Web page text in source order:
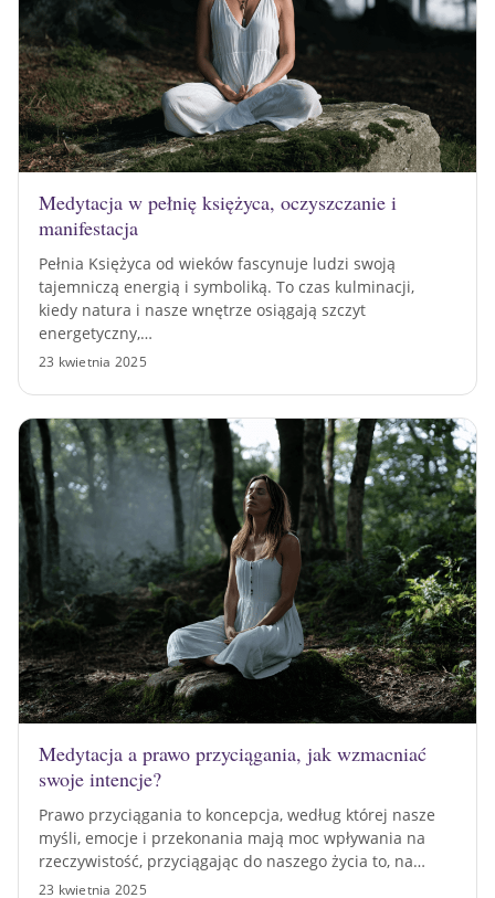
Medytacja w pełnię księżyca, oczyszczanie i
manifestacja
Pełnia Księżyca od wieków fascynuje ludzi swoją
tajemniczą energią i symboliką. To czas kulminacji,
kiedy natura i nasze wnętrze osiągają szczyt
energetyczny,…
23 kwietnia 2025
Medytacja a prawo przyciągania, jak wzmacniać
swoje intencje?
Prawo przyciągania to koncepcja, według której nasze
myśli, emocje i przekonania mają moc wpływania na
rzeczywistość, przyciągając do naszego życia to, na…
23 kwietnia 2025